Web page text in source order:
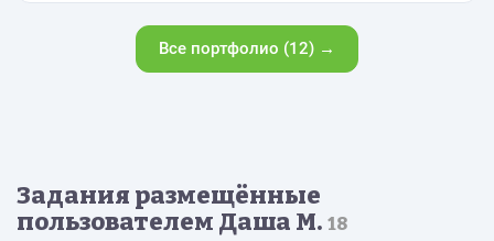
Все портфолио (12) →
Задания размещённые
пользователем Даша М. 18